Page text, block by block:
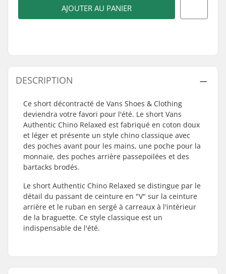
AJOUTER AU PANIER
DESCRIPTION
Ce short décontracté de Vans Shoes & Clothing
deviendra votre favori pour l'été. Le short Vans
Authentic Chino Relaxed est fabriqué en coton doux
et léger et présente un style chino classique avec
des poches avant pour les mains, une poche pour la
monnaie, des poches arrière passepoilées et des
bartacks brodés.
Le short Authentic Chino Relaxed se distingue par le
détail du passant de ceinture en "V" sur la ceinture
arrière et le ruban en sergé à carreaux à l'intérieur
de la braguette. Ce style classique est un
indispensable de l'été.